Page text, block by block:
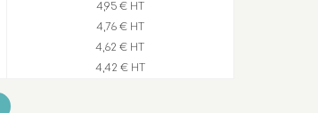
4,95 € HT
4,76 € HT
4,62 € HT
4,42 € HT